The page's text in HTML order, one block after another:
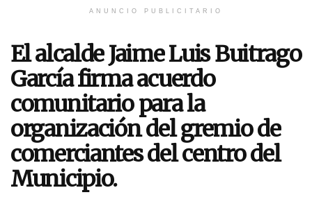
ANUNCIO PUBLICITARIO
El alcalde Jaime Luis Buitrago
García firma acuerdo
comunitario para la
organización del gremio de
comerciantes del centro del
Municipio.